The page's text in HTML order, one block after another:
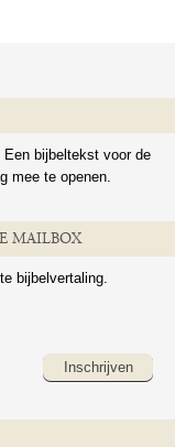
Een bijbeltekst voor de
mee te openen.
MAILBOX
bijbelvertaling.
Inschrijven